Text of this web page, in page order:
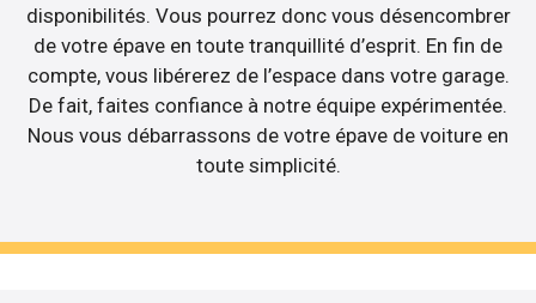
disponibilités. Vous pourrez donc vous désencombrer
de votre épave en toute tranquillité d’esprit. En fin de
compte, vous libérerez de l’espace dans votre garage.
De fait, faites confiance à notre équipe expérimentée.
Nous vous débarrassons de votre épave de voiture en
toute simplicité.